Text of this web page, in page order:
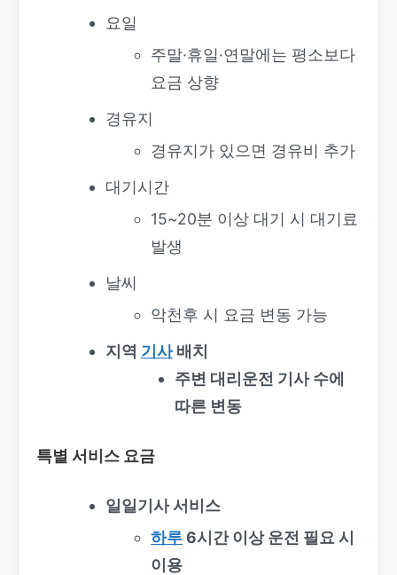
요일
주말·휴일·연말에는 평소보다
요금 상향
경유지
경유지가 있으면 경유비 추가
대기시간
15~20분 이상 대기 시 대기료
발생
날씨
악천후 시 요금 변동 가능
지역 기사배치
주변 대리운전 기사 수에
따른 변동
특별 서비스 요금
일일기사 서비스
하루6시간 이상 운전 필요 시
이용